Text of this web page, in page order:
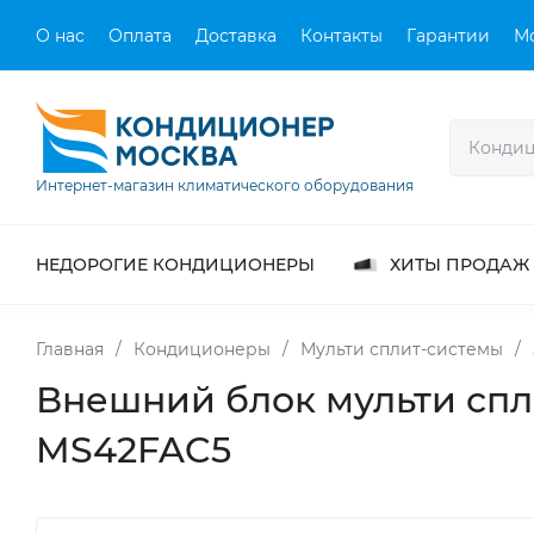
О нас Оплата Доставка Контакты Гарантии
Интернет-магазин климатического оборудования
НЕДОРОГИЕ КОНДИЦИОНЕРЫ ХИТЫ ПРОДАЖ
Главная / Кондиционеры / Мульти сплит-системы /
Внешний блок мульти
MS42FAC5